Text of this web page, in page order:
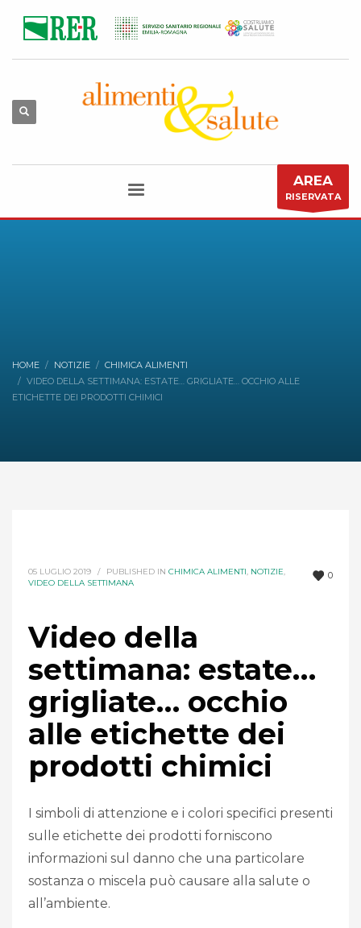
AREA
RISERVATA
HOME NOTIZIE
CHIMICA ALIMENTI
VIDEO DELLA SETTIMANA: ESTATE… GRIGLIATE… OCCHIO ALLE
ETICHETTE DEI PRODOTTI CHIMICI
0
05 LUGLIO 2019 / PUBLISHED IN CHIMICA ALIMENTI, NOTIZIE,
VIDEO DELLA SETTIMANA
Video della
settimana: estate…
grigliate… occhio
alle etichette dei
prodotti chimici
I simboli di attenzione e i colori specifici presenti
sulle etichette dei prodotti forniscono
informazioni sul danno che una particolare
sostanza o miscela può causare alla salute o
all’ambiente.